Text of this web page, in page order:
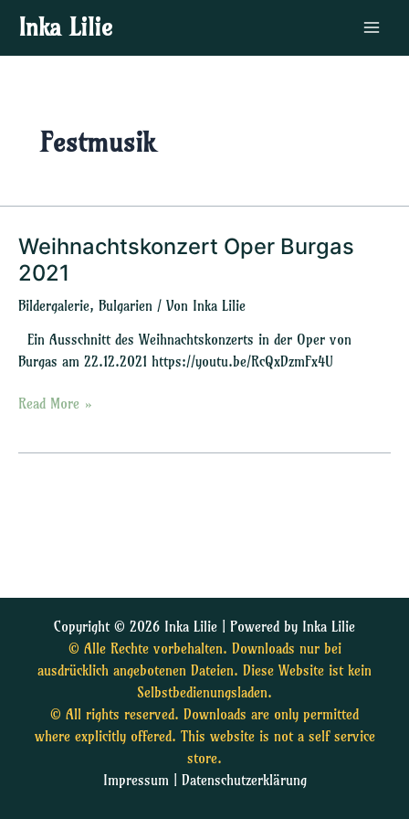
Inhalt
springen
Inka Lilie
Main
Menu
Festmusik
Weihnachtskonzert Oper Burgas
2021
Bildergalerie, Bulgarien / Von Inka Lilie
Ein Ausschnitt des Weihnachtskonzerts in der Oper von
Burgas am 22.12.2021 https://youtu.be/RcQxDzmFx4U
Weihnachtskonzert
Oper
Burgas
2021
Read More »
Copyright © 2026 Inka Lilie | Powered by Inka Lilie
© Alle Rechte vorbehalten. Downloads nur bei
ausdrücklich angebotenen Dateien. Diese Website ist kein
Selbstbedienungsladen.
© All rights reserved. Downloads are only permitted
where explicitly offered. This website is not a self service
store.
Impressum| Datenschutzerklärung